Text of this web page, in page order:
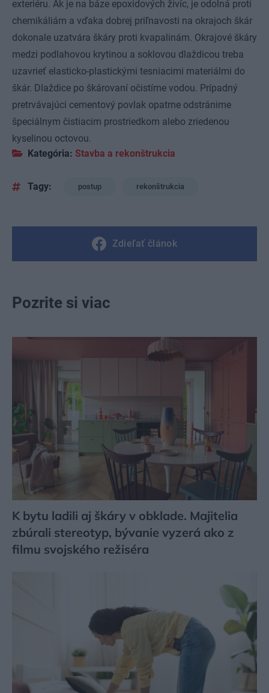
exteriéru. Ak je na báze epoxidových živíc, je odolná proti
chemikáliám a vďaka dobrej priľnavosti na okrajoch škár
dokonale uzatvára škáry proti kvapalinám. Okrajové škáry
medzi podlahovou krytinou a soklovou dlaždicou treba
uzavrieť elasticko-plastickými tesniacimi materiálmi do
škár. Dlaždice po škárovaní očistíme vodou. Prípadný
pretrvávajúci cementový povlak opatrne odstránime
špeciálnym čistiacim prostriedkom alebo zriedenou
kyselinou octovou.
Kategória: Stavba a rekonštrukcia
Tagy: postup rekonštrukcia
Zdieľať článok
Pozrite si viac
K bytu ladili aj škáry v obklade. Majitelia
zbúrali stereotyp, bývanie vyzerá ako z
filmu svojského režiséra